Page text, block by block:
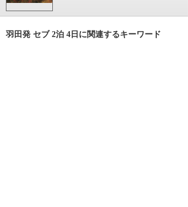
羽田発 セブ 2泊 4日に関連するキーワード